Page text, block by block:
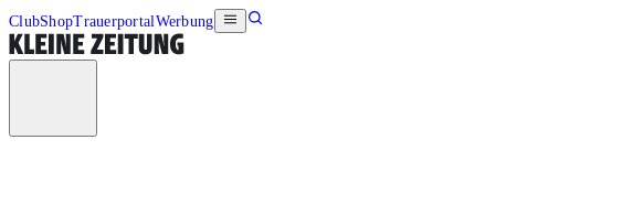
ClubShopTrauerportalWerbung